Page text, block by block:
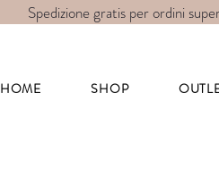
Spedizione gratis per ordini
HOME SHOP